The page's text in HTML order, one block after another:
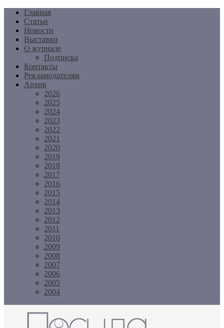
Перейти
содержимому
Главная
Статьи
Новости
Выставки
О журнале
Подписка
Контакты
Рекламодателям
Архив
2026
2025
2024
2023
2022
2021
2020
2019
2018
2017
2016
2015
2014
2013
2012
2011
2010
2009
2008
2007
2006
2005
2004